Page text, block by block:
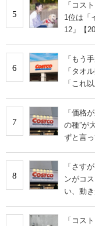
5
「コス
1位は「
12」【
6
「もう
「タオ
「これ
7
「価格
の種”が
ずと言っ
8
「さす
ンがコ
い、動
「コス